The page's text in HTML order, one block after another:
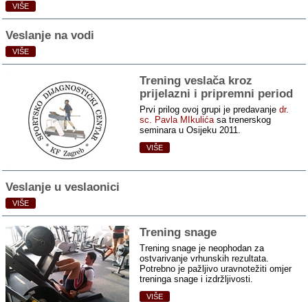
VIŠE
Veslanje na vodi
VIŠE
Trening veslača kroz
prijelazni i pripremni period
Prvi prilog ovoj grupi je predavanjedr.
sc. Pavla MIkulićasa trenerskog
seminara u Osijeku 2011.
VIŠE
Veslanje u veslaonici
VIŠE
Trening snage
Trening snage je neophodan za
ostvarivanje vrhunskih rezultata.
Potrebno je pažljivo uravnotežiti omjer
treninga snage i izdržljivosti.
VIŠE